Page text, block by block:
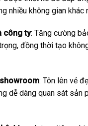
nhiều không gian khác
công ty: Tăng cường
đồng thời tạo
: Tôn lên vẻ
dễ dàng quan sát sản